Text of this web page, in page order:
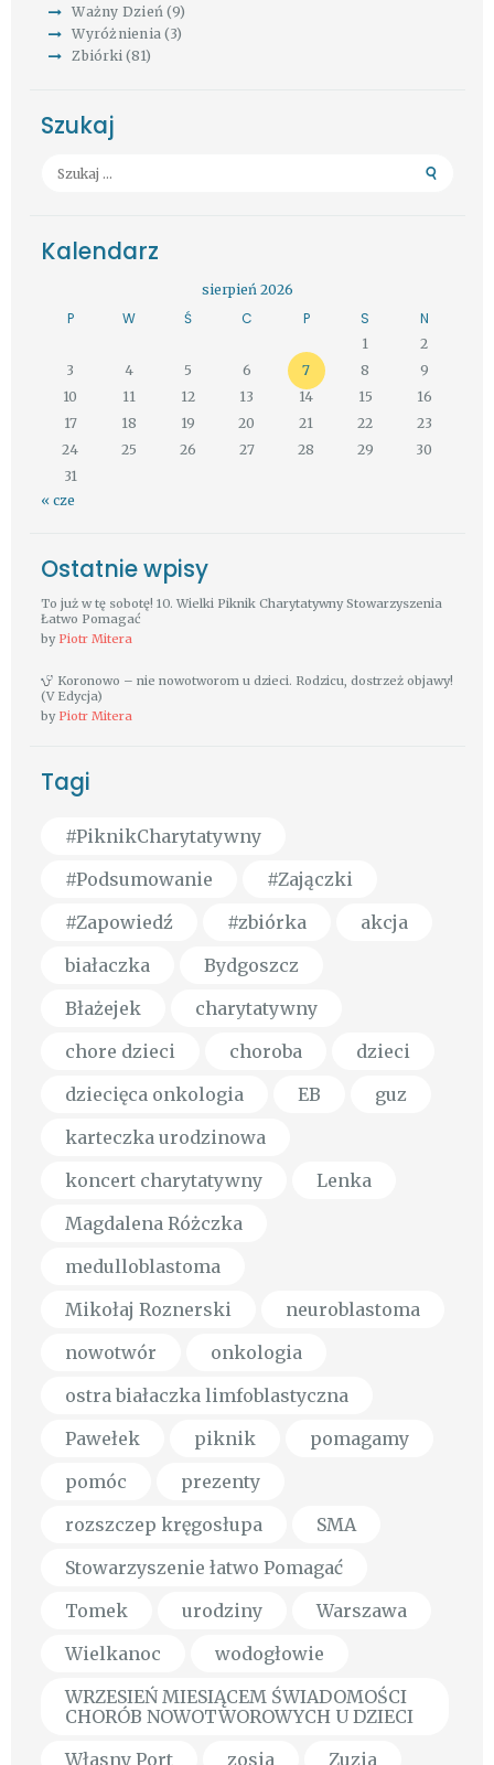
Ważny Dzień (9)
Wyróżnienia (3)
Zbiórki (81)
Szukaj
Szukaj:
Kalendarz
sierpień 2026
P W Ś C P S N
1
2
3
4 5 6 7 8
9
10
11 12 13 14 15
16
17
18 19 20 21 22
23
24
25 26 27 28 29
30
31
« cze
Ostatnie wpisy
To już w tę sobotę! 10. Wielki Piknik Charytatywny Stowarzyszenia
Łatwo Pomagać
by Piotr Mitera
Koronowo – nie nowotworom u dzieci. Rodzicu, dostrzeż objawy!
(V Edycja)
by Piotr Mitera
Tagi
#PiknikCharytatywny
#Podsumowanie
#Zajączki
#Zapowiedź
#zbiórka
akcja
białaczka
Bydgoszcz
Błażejek
charytatywny
chore dzieci
choroba
dzieci
dziecięca onkologia
EB
guz
karteczka urodzinowa
koncert charytatywny
Lenka
Magdalena Różczka
medulloblastoma
Mikołaj Roznerski
neuroblastoma
nowotwór
onkologia
ostra białaczka limfoblastyczna
Pawełek
piknik
pomagamy
pomóc
prezenty
rozszczep kręgosłupa
SMA
Stowarzyszenie łatwo Pomagać
Tomek
urodziny
Warszawa
Wielkanoc
wodogłowie
WRZESIEŃ MIESIĄCEM ŚWIADOMOŚCI
CHORÓB NOWOTWOROWYCH U DZIECI
Własny Port
zosia
Zuzia